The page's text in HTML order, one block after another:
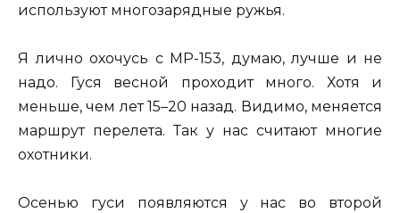
используют многозарядные ружья.
Я лично охочусь с МР-153, думаю, лучше и не
надо. Гуся весной проходит много. Хотя и
меньше, чем лет 15–20 назад. Видимо, меняется
маршрут перелета. Так у нас считают многие
охотники.
Осенью гуси появляются у нас во второй